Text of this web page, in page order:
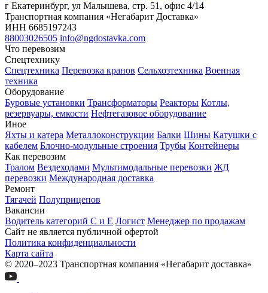
г Екатеринбург, ул Малышева, стр. 51, офис 4/14
Транспортная компания «Негабарит Доставка»
ИНН 6685197243
88003026505 info@ngdostavka.com
Что перевозим
Спецтехнику
Спецтехника Перевозка кранов Сельхозтехника Военная
техника
Оборудование
Буровые установки Трансформаторы Реакторы Котлы,
резервуары, емкости Нефтегазовое оборудование
Иное
Яхты и катера Металлоконструкции Балки Шины Катушки с
кабелем Блочно-модульные строения Трубы Контейнеры
Как перевозим
Тралом Вездеходами Мультимодальные перевозки ЖД
перевозки Международная доставка
Ремонт
Тягачей Полуприцепов
Вакансии
Водитель категорий С и Е Логист Менеджер по продажам
Сайт не является публичной офертой
Политика конфиденциальности
Карта сайта
© 2020–2023 Транспортная компания «Негабарит доставка»